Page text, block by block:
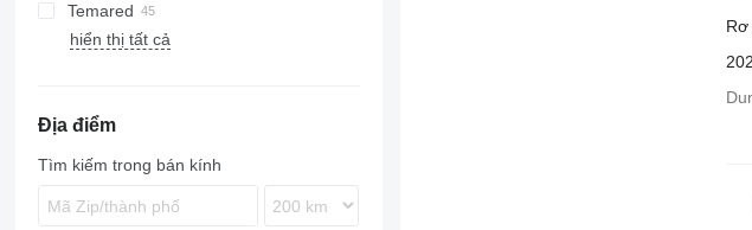
Formula
Trio
Temared
Car Flat
hiển thị tất cả
Địa điểm
Tìm kiếm trong bán kính
Rơ